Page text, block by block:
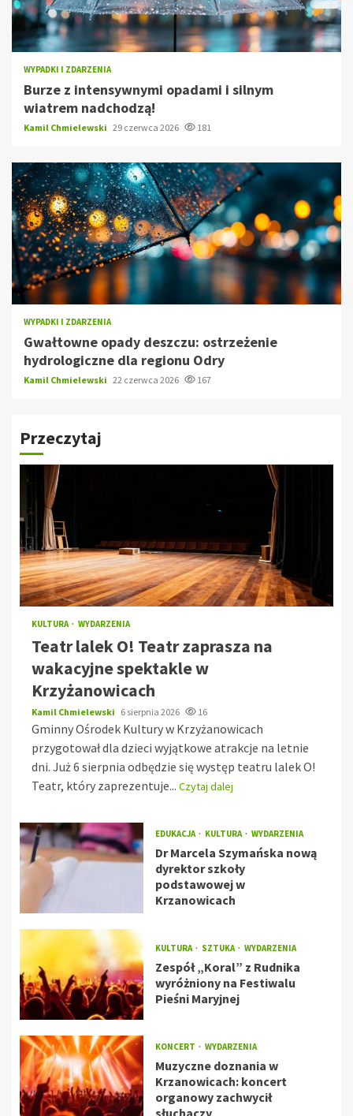
WYPADKI I ZDARZENIA
Burze z intensywnymi opadami i silnym
wiatrem nadchodzą!
Kamil Chmielewski 29 czerwca 2026 181
WYPADKI I ZDARZENIA
Gwałtowne opady deszczu: ostrzeżenie
hydrologiczne dla regionu Odry
Kamil Chmielewski 22 czerwca 2026 167
Przeczytaj
KULTURA WYDARZENIA
Teatr lalek O! Teatr zaprasza na
wakacyjne spektakle w
Krzyżanowicach
Kamil Chmielewski 6 sierpnia 2026 16
Gminny Ośrodek Kultury w Krzyżanowicach
przygotował dla dzieci wyjątkowe atrakcje na letnie
dni. Już 6 sierpnia odbędzie się występ teatru lalek O!
Teatr, który zaprezentuje... Czytaj dalej
EDUKACJA KULTURA WYDARZENIA
Dr Marcela Szymańska nową
dyrektor szkoły
podstawowej w
Krzanowicach
KULTURA SZTUKA WYDARZENIA
Zespół „Koral” z Rudnika
wyróżniony na Festiwalu
Pieśni Maryjnej
KONCERT WYDARZENIA
Muzyczne doznania w
Krzanowicach: koncert
organowy zachwycił
słuchaczy